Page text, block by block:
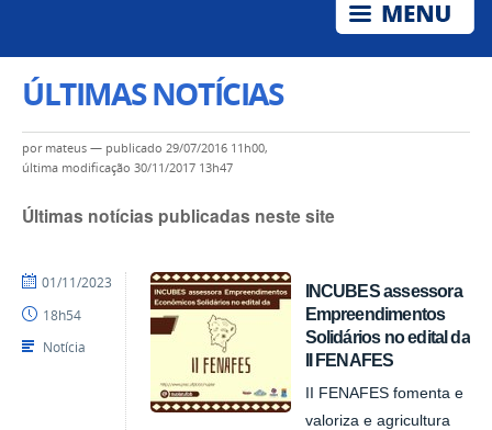
ÚLTIMAS NOTÍCIAS
por mateus — publicado 29/07/2016 11h00,
última modificação 30/11/2017 13h47
Últimas notícias publicadas neste site
INCUBES assessora
Empreendimentos
Solidários no edital da
II FENAFES
II FENAFES fomenta e
valoriza e agricultura
por
publicado
01/11/2023
18h54
Notícia